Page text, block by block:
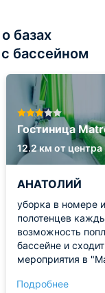
базах
бассейном
Гостиница
12.2 км от центра
АНАТОЛИЙ
уборка в номере
полотенцев
возможность
бассейне и
мероприятия в
Подробнее